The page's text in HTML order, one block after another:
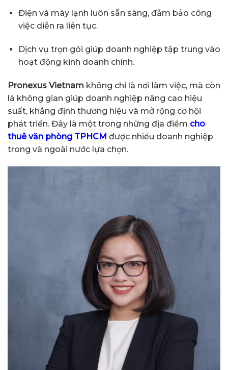
Điện và máy lạnh luôn sẵn sàng, đảm bảo công
việc diễn ra liên tục.
Dịch vụ trọn gói giúp doanh nghiệp tập trung vào
hoạt động kinh doanh chính.
Pronexus Vietnam không chỉ là nơi làm việc, mà còn
là không gian giúp doanh nghiệp nâng cao hiệu
suất, khẳng định thương hiệu và mở rộng cơ hội
phát triển. Đây là một trong những địa điểm cho
thuê văn phòng TPHCM được nhiều doanh nghiệp
trong và ngoài nước lựa chọn.